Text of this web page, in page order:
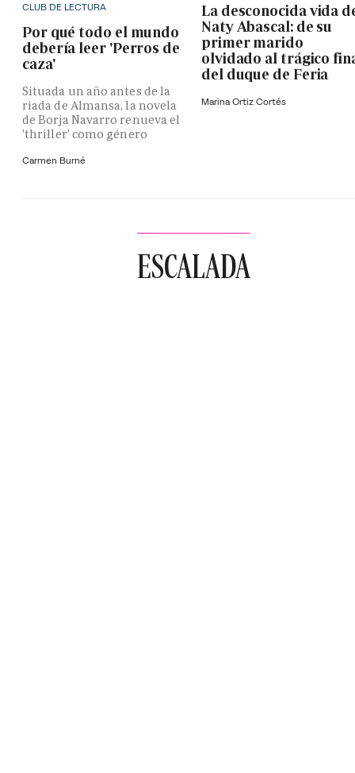
CLUB DE LECTURA
Por qué todo el mundo
debería leer 'Perros de
caza'
Situada un año antes de la
riada de Almansa, la novela
de Borja Navarro renueva el
'thriller' como género
Carmen Burné
La desconocida vida
Naty Abascal: de su
primer marido
olvidado al trágico
del duque de Feria
Marina Ortiz Cortés
ESCALADA